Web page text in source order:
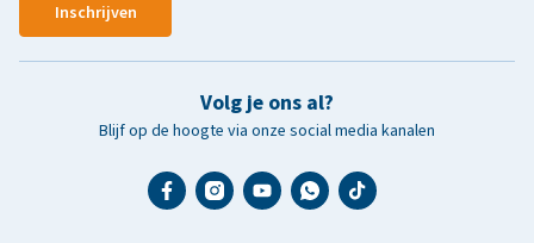
Inschrijven
Volg je ons al?
Blijf op de hoogte via onze social media kanalen